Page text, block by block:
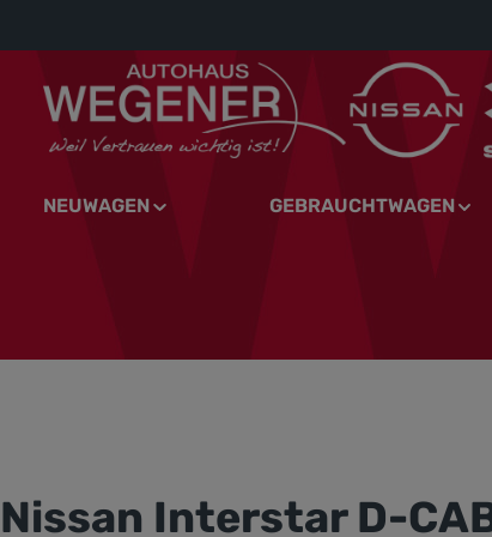
NEUWAGEN GEBRAUCHTWAGEN
Nissan Interstar D-